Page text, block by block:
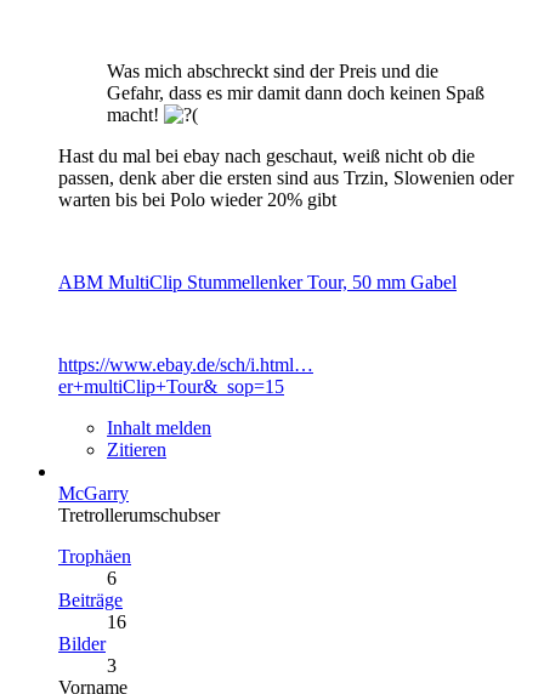
Was mich abschreckt sind der Preis und die
Gefahr, dass es mir damit dann doch keinen Spaß
macht!
Hast du mal bei ebay nach geschaut, weiß nicht ob die
passen, denk aber die ersten sind aus Trzin, Slowenien oder
warten bis bei Polo wieder 20% gibt
ABM MultiClip Stummellenker Tour, 50 mm Gabel
https://www.ebay.de/sch/i.html…
er+multiClip+Tour&_sop=15
Inhalt melden
Zitieren
McGarry
Tretrollerumschubser
Trophäen
6
Beiträge
16
Bilder
3
Vorname